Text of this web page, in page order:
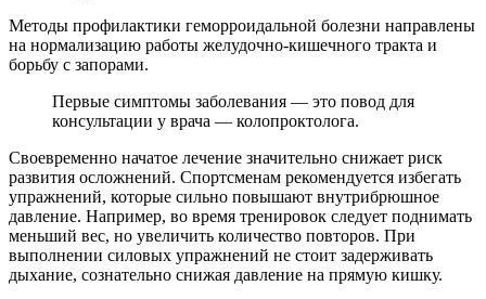
Методы профилактики геморроидальной болезни направлены
на нормализацию работы желудочно-кишечного тракта и
борьбу с запорами.
Первые симптомы заболевания — это повод для
консультации у врача — колопроктолога.
Своевременно начатое лечение значительно снижает риск
развития осложнений. Спортсменам рекомендуется избегать
упражнений, которые сильно повышают внутрибрюшное
давление. Например, во время тренировок следует поднимать
меньший вес, но увеличить количество повторов. При
выполнении силовых упражнений не стоит задерживать
дыхание, сознательно снижая давление на прямую кишку.